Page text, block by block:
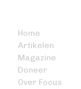
Home
Artikelen
Magazine
Doneer
Over Focus